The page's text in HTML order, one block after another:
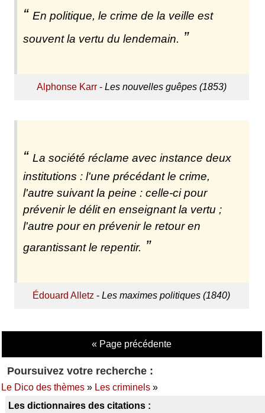
En politique, le crime de la veille est
souvent la vertu du lendemain.
Alphonse Karr- Les nouvelles guêpes (1853)
La société réclame avec instance deux
institutions : l'une précédant le crime,
l'autre suivant la peine : celle-ci pour
prévenir le délit en enseignant la vertu ;
l'autre pour en prévenir le retour en
garantissant le repentir.
Édouard Alletz -Les maximes politiques (1840)
« Page précédente
Poursuivez votre recherche :
Le Dico des thèmes» Les criminels»
Les dictionnaires des citations :